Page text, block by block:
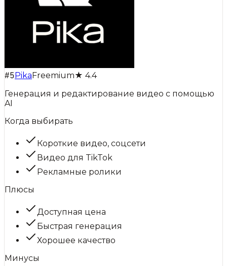
#5 Pika Freemium★ 4.4
Генерация и редактирование видео с помощью
AI
Когда выбирать
Короткие видео, соцсети
Видео для TikTok
Рекламные ролики
Плюсы
Доступная цена
Быстрая генерация
Хорошее качество
Минусы